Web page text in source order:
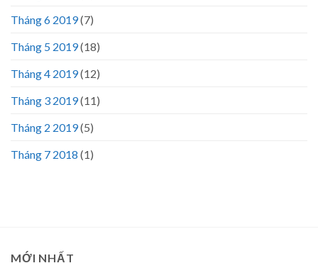
Tháng 6 2019(7)
Tháng 5 2019(18)
Tháng 4 2019(12)
Tháng 3 2019(11)
Tháng 2 2019(5)
Tháng 7 2018 (1)
MỚI NHẤT